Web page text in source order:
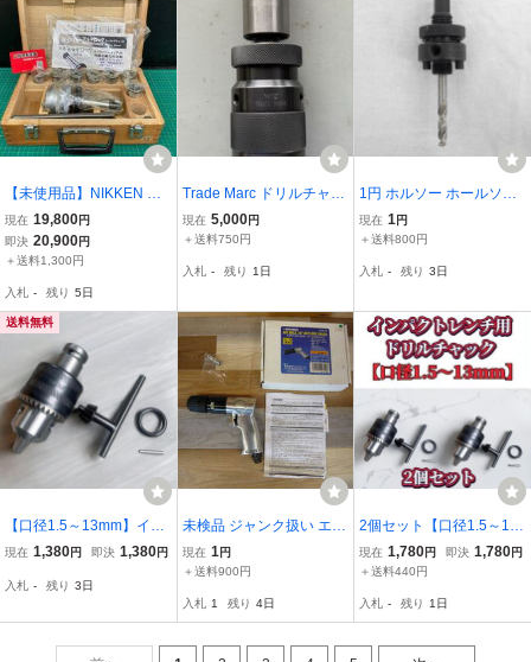
【未使用品】NIKKEN ミ
ーリングチャック セット
ITQUN5R7Q0D0
現在 19,800円
即決 20,900円
＋送料1,300円
入札 - 残り 5日
Trade Marc ドリルチャッ
ク キーレスチャック 中
古
現在 5,000円
＋送料750円
入札 - 残り 1日
1円 ホルソー ホールソー
Arbor for Holesaw アーバ
ー ヘックスシャンク 14-3
リル
現在 1円
＋送料800円
入札 - 残り 3日
送料無料
【口径1.5～13mm】イン
パクトレンチ用 ドリル
現在 1,380円 即決 1,380円
入札 - 残り 3日
未検品 ジャンク扱い エア
ドリル 3/8 キーレスチャ
ック ASTRO PRODUCTS
タート
現在 1 円
＋送料900円
入札 1 残り 4日
2個セット【口径1.5～13
mm】インパクトレンチ
用 ドリルチャック
現在 1,780円 即決 1,780円
＋送料440円
入札 - 残り 1日